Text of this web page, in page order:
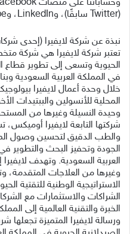
(Twitter سابقًا)، وLinkedIn، وYouTube.
نبذة عن شركة لايفيرا (إحدى
تعتبر شركة لايفيرا هي شركة
الحيوية وتسعى إلى تطوير قطاع
في المملكة العربية السعودية
خلال وحدة أعمال لايفيرا
المحلية للأنسولين والببتيدات
وحيدة النسيلة وغيرها من
شركتها التابعة لايفيرا أوميكس،
والطب الدقيق لتحسين وصول
الجودة وتحفيز البحث والتطوير
العربية السعودية. وتهدف
وغيرها من العلاجات
الاستراتيجية الوطنية للتقتية
الشراكات والاستثمارات مع
الخبرة والتقنية العالمية إلى
ورسالة لايفيرا المتميزة تجعلها